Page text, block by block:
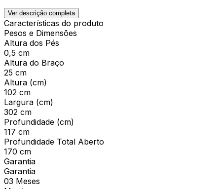
Ver descrição completa
Características do produto
Pesos e Dimensões
Altura dos Pés
0,5 cm
Altura do Braço
25 cm
Altura (cm)
102 cm
Largura (cm)
302 cm
Profundidade (cm)
117 cm
Profundidade Total Aberto
170 cm
Garantia
Garantia
03 Meses